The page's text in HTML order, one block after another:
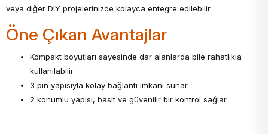
veya diğer DIY projelerinizde kolayca entegre edilebilir.
Öne Çıkan Avantajlar
Kompakt boyutları sayesinde dar alanlarda bile rahatlıkla
kullanılabilir.
3 pin yapısıyla kolay bağlantı imkanı sunar.
2 konumlu yapısı, basit ve güvenilir bir kontrol sağlar.